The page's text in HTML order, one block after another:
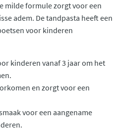
milde formule zorgt voor een
adem. De tandpasta heeft een
voor kinderen
kinderen vanaf 3 jaar om het
en zorgt voor een
voor een aangename